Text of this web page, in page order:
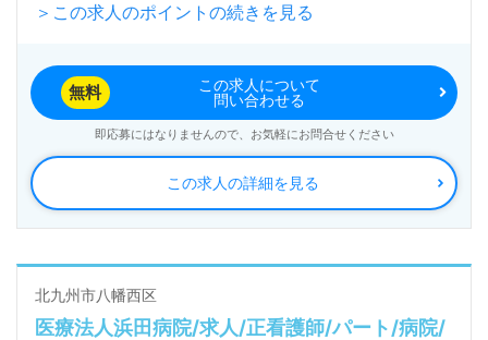
に検討の方も遠慮なく＊
わせ/ご相談可能です。転職相談、求人紹介、年収交
渉など完全無料サービスをご利用いただけます。＜非
公開求人も取扱いあり！＞"転職支援"のプロと一緒に
転職活動！お問い合わせお待ちしております。
＞この求人のポイントの続きを見る
この求人の詳細を見る
無料
この求人について
問い合わせる
即応募にはなりませんので、お気軽にお問合せください
北九州市八幡西区
医療法人浜田病院/求人/正看護師/パート/病院/